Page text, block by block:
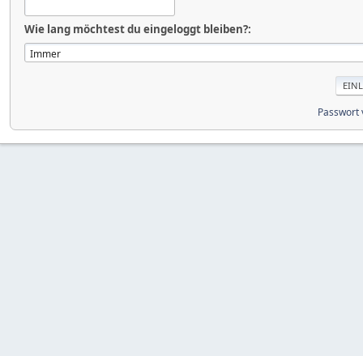
Wie lang möchtest du eingeloggt bleiben?:
Passwort